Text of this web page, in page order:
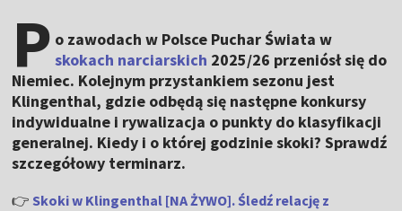
P o zawodach w Polsce Puchar Świata w
skokach narciarskich 2025/26 przeniósł się do
Niemiec. Kolejnym przystankiem sezonu jest
Klingenthal, gdzie odbędą się następne konkursy
indywidualne i rywalizacja o punkty do klasyfikacji
generalnej. Kiedy i o której godzinie skoki? Sprawdź
szczegółowy terminarz.
👉 Skoki w Klingenthal [NA ŻYWO]. Śledź relację z